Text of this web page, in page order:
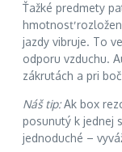
Ťažké predmety
hmotnosť
jazdy vibruje. To
odporu vzduchu.
zákrutách a pri
Náš tip:Ak box
posunutý k jednej
jednoduché –